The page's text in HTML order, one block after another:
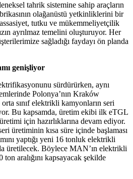
tahrik sistemine sahip araçların
olağanüstü yetkinliklerini bir
tutku ve mükemmeliyetçilik
ayrılmaz temelini oluşturuyor. Her
sağladığı faydayı ön planda
genişliyor
sürdürürken, aynı
Polonya’nın Kraków
sınıf elektrikli kamyonların seri
Bu kapsamda, üretim ekibi ilk eTGL
için hazırlıklarına devam ediyor.
üretiminin kısa süre içinde başlaması
yaptığı yeni 16 tonluk elektrikli
üretilecek. Böylece MAN’ın elektrikli
aralığını kapsayacak şekilde